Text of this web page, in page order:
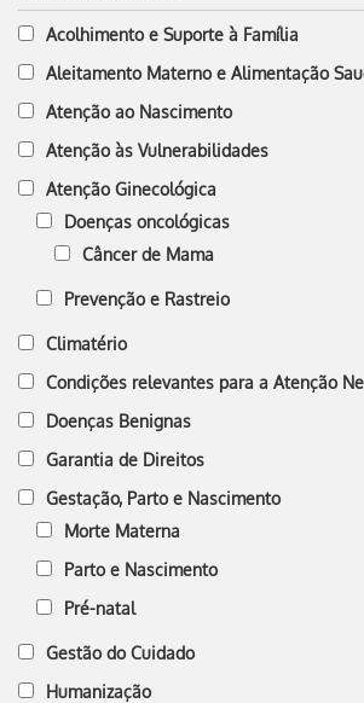
Acolhimento e Suporte à Família
Aleitamento Materno e Alimentação
Atenção ao Nascimento
Atenção às Vulnerabilidades
Atenção Ginecológica
Doenças oncológicas
Câncer de Mama
Prevenção e Rastreio
Climatério
Condições relevantes para a Atenção
Doenças Benignas
Garantia de Direitos
Gestação, Parto e Nascimento
Morte Materna
Parto e Nascimento
Pré-natal
Gestão do Cuidado
Humanização